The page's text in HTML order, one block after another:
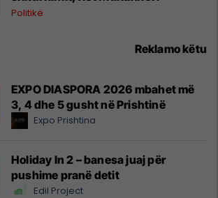
Politikë
Reklamo këtu
EXPO DIASPORA 2026 mbahet më
3, 4 dhe 5 gusht në Prishtinë
Expo Prishtina
Holiday In 2 – banesa juaj për
pushime pranë detit
Edil Project